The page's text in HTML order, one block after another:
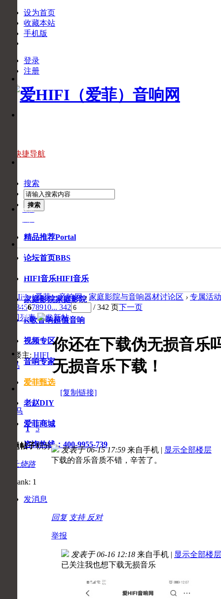
下
APP
官
条
免费
响
家
线
咨
询
收
藏
收
藏
本
页
设为首页
收藏本站
手机版
登录
注册
快捷导航
搜索
搜索
精品推荐Portal
论坛首页BBS
HIFI音乐HIFI音乐
家庭影院家庭影院
K歌音响超值音响
视频专区
音响专家
爱菲甄选
老赵DIY
爱菲商城
咨询热线：400-9955-739
爱HIFI（爱菲）音响网 › 家庭影院与音响器材讨论区 › 专属活动
345678910... 342 / 342 页下一页
返回列表
楼主: HIFI
商品
你还在下载伪无损音乐
无损音乐下载！
[复制链接]
a老马
主题
1
帖子
5
积分
初上烧路
发消息
发表于 06-15 17:59 来自手机 | 显示全部楼层
下载的音乐音质不错，辛苦了。
回复 支持 反对
举报
发表于 06-16 12:18 来自手机 | 显示全部楼层
已关注我也想下载无损音乐